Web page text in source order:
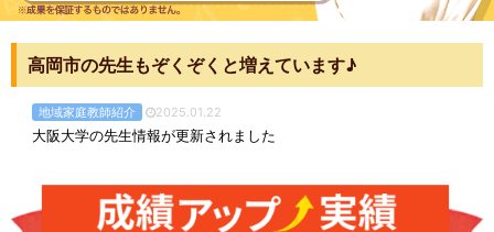
高岡市の先生もぞくぞくと増えています♪
地域家庭教師紹介 2025.01.22
大阪大学の先生情報が更新されました